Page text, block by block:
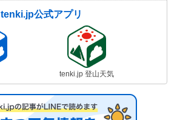
tenki.jp公式アプリ
tenki.jp 登山天気